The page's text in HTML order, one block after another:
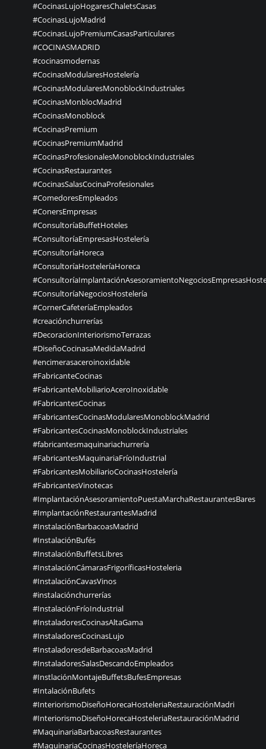
#CocinasLujoHogaresChaletsCasas
#CocinasLujoMadrid
#CocinasLujoPremiumCasasParticulares
#COCINASMADRID
#cocinasmodernas
#CocinasModularesHostelería
#CocinasModularesMonoblockIndustriales
#CocinasMonblocMadrid
#CocinasMonoblock
#CocinasPremium
#CocinasPremiumMadrid
#CocinasProfesionalesMonoblockIndustriales
#CocinasRestaurantes
#CocinasSalasCocinaProfesionales
#ComedoresEmpleados
#ConersEmpresas
#ConsultoríaBuffetHoteles
#ConsultoríaEmpresasHostelería
#ConsultoríaHoreca
#ConsultoríaHosteleríaHoreca
#ConsultoríaNegociosHostelería
#CornerCafeteríaEmpleados
#creaciónchurrerías
#DecoracionInteriorismoTerrazas
#DiseñoCocinasaMedidaMadrid
#encimerasaceroinoxidable
#FabricanteCocinas
#FabricanteMobiliarioAceroInoxidable
#FabricantesCocinas
#FabricantesCocinasModularesMonoblockMadrid
#FabricantesCocinasMonoblockIndustriales
#fabricantesmaquinariachurrería
#FabricantesMaquinariaFríoIndustrial
#FabricantesMobiliarioCocinasHostelería
#FabricantesVinotecas
#ImplantaciónAsesoramientoPuestaMarchaRestaurantesBares
#ImplantaciónRestaurantesMadrid
#InstalaciónBarbacoasMadrid
#InstalaciónBufés
#InstalaciónBuffetsLibres
#InstalaciónCámarasFrigoríficasHosteleria
#InstalaciónCavasVinos
#instalaciónchurrerías
#InstalaciónFríoIndustrial
#InstaladoresCocinasAltaGama
#InstaladoresCocinasLujo
#InstaladoresdeBarbacoasMadrid
#InstaladoresSalasDescandoEmpleados
#InstlaciónMontajeBuffetsBufesEmpresas
#IntalaciónBufets
#InteriorismoDiseñoHorecaHosteleriaRestauraciónMadri
#InteriorismoDiseñoHorecaHosteleriaRestauraciónMadrid
#MaquinariaBarbacoasRestaurantes
#MaquinariaCocinasHosteleríaHoreca